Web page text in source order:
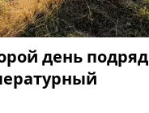
день подряд